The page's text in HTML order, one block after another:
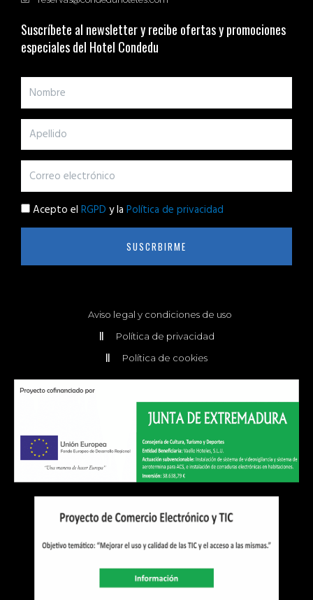
Suscríbete al newsletter y recibe ofertas y promociones
especiales del Hotel Condedu
Acepto el RGPD y la Política de privacidad
SUSCRBIRME
Aviso legal y condiciones de uso
Política de privacidad
Política de cookies